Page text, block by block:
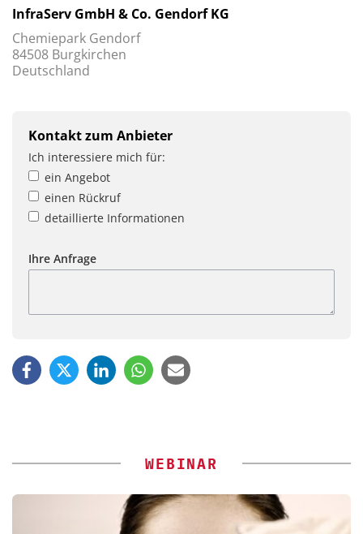
InfraServ GmbH & Co. Gendorf KG
Chemiepark Gendorf
84508 Burgkirchen
Deutschland
Kontakt zum Anbieter
Ich interessiere mich für:
ein Angebot
einen Rückruf
detaillierte Informationen
Ihre Anfrage
WEBINAR